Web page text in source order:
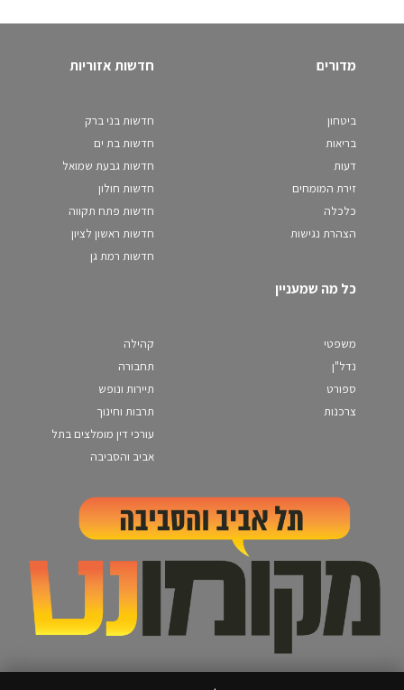
מדורים
ביטחון
בריאות
דעות
זירת המומחים
כלכלה
הצהרת נגישות
חדשות אזוריות
חדשות בני ברק
חדשות בת ים
חדשות גבעת שמואל
חדשות חולון
חדשות פתח תקווה
חדשות ראשון לציון
חדשות רמת גן
כל מה שמעניין
משפטי
נדל"ן
ספורט
צרכנות
קהילה
תחבורה
תיירות ונופש
תרבות וחינוך
עורכי דין מומלצים בתל
אביב והסביבה